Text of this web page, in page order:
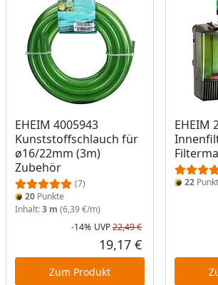
EHEIM 4005943
Kunststoffschlauch für
ø16/22mm (3m)
Zubehör
(7)
20 Punkte
Inhalt:3 m (6,39 €/m)
Rabatt in
-14% UVP22,49 €
Aktueller Preis
19,17 €
Zum Produkt
EHEIM
22